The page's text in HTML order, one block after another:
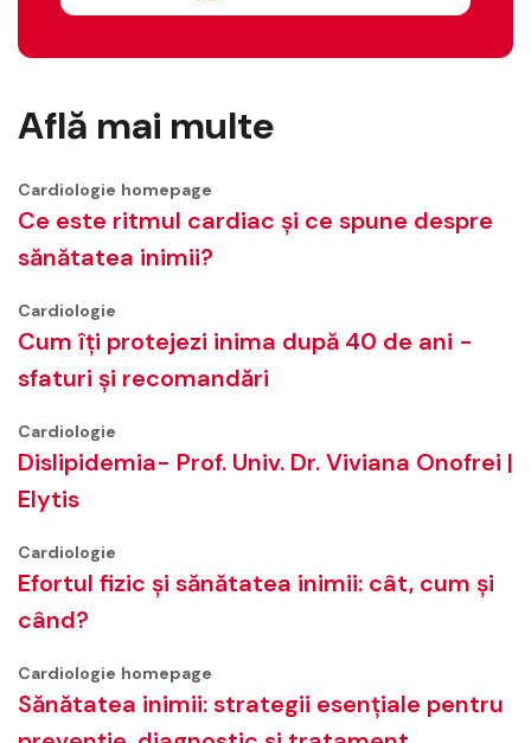
Află mai multe
Cardiologie homepage
Ce este ritmul cardiac și ce spune despre
sănătatea inimii?
Cardiologie
Cum îți protejezi inima după 40 de ani -
sfaturi și recomandări
Cardiologie
Dislipidemia- Prof. Univ. Dr. Viviana Onofrei |
Elytis
Cardiologie
Efortul fizic și sănătatea inimii: cât, cum și
când?
Cardiologie homepage
Sănătatea inimii: strategii esențiale pentru